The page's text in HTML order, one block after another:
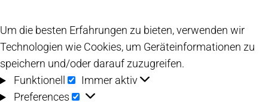
Um die besten Erfahrungen zu bieten, verwenden wir
Technologien wie Cookies, um Geräteinformationen zu
speichern und/oder darauf zuzugreifen.
Funktionell
Funktionell
Immer aktiv
Preferences
Preferences